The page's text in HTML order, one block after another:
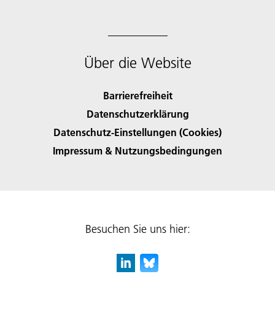
Über die Website
Barrierefreiheit
Datenschutzerklärung
Datenschutz-Einstellungen (Cookies)
Impressum & Nutzungsbedingungen
Besuchen Sie uns hier: